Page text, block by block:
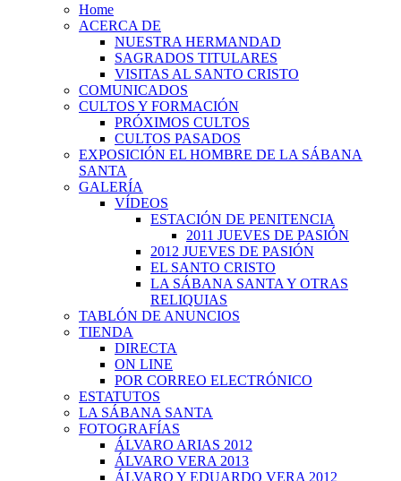
Home
ACERCA DE
NUESTRA HERMANDAD
SAGRADOS TITULARES
VISITAS AL SANTO CRISTO
COMUNICADOS
CULTOS Y FORMACIÓN
PRÓXIMOS CULTOS
CULTOS PASADOS
EXPOSICIÓN EL HOMBRE DE LA SÁBANA
SANTA
GALERÍA
VÍDEOS
ESTACIÓN DE PENITENCIA
2011 JUEVES DE PASIÓN
2012 JUEVES DE PASIÓN
EL SANTO CRISTO
LA SÁBANA SANTA Y OTRAS
RELIQUIAS
TABLÓN DE ANUNCIOS
TIENDA
DIRECTA
ON LINE
POR CORREO ELECTRÓNICO
ESTATUTOS
LA SÁBANA SANTA
FOTOGRAFÍAS
ÁLVARO ARIAS 2012
ÁLVARO VERA 2013
ÁLVARO Y EDUARDO VERA 2012